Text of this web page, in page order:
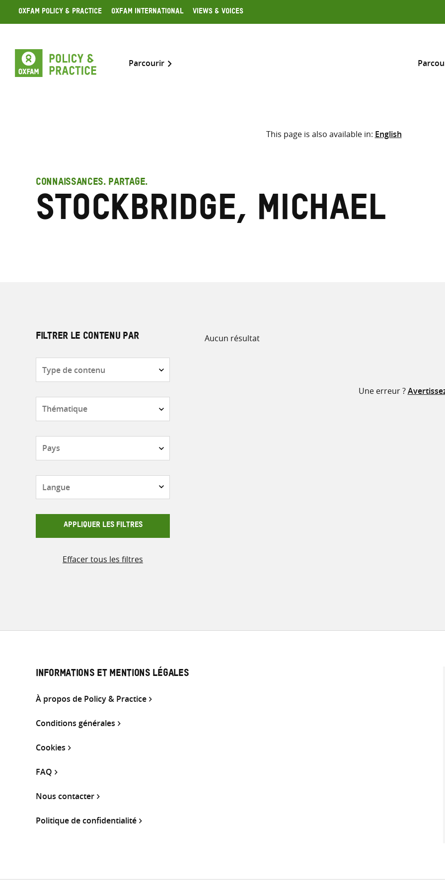
Skip
to
Oxfam Policy & Practice Oxfam International Views & Voices
Parcourir
Inclure
Sélectionner l’emplacement
termes
de
This page is also available in: English
CONNAISSANCES. PARTAGE.
Stockbridge, Michael
FILTRER LE CONTENU PAR
de
APPLIQUER LES FILTRES
Effacer tous les filtres
Aucun résultat
Une erreur ?
INFORMATIONS ET MENTIONS LÉGALES
À propos de Policy & Practice
Conditions générales
Cookies
FAQ
Nous contacter
Politique de confidentialité